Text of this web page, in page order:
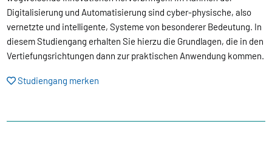
Digitalisierung und Automatisierung sind cyber-physische, also
vernetzte und intelligente, Systeme von besonderer Bedeutung. In
diesem Studiengang erhalten Sie hierzu die Grundlagen, die in den
Vertiefungsrichtungen dann zur praktischen Anwendung kommen.
Studiengang merken